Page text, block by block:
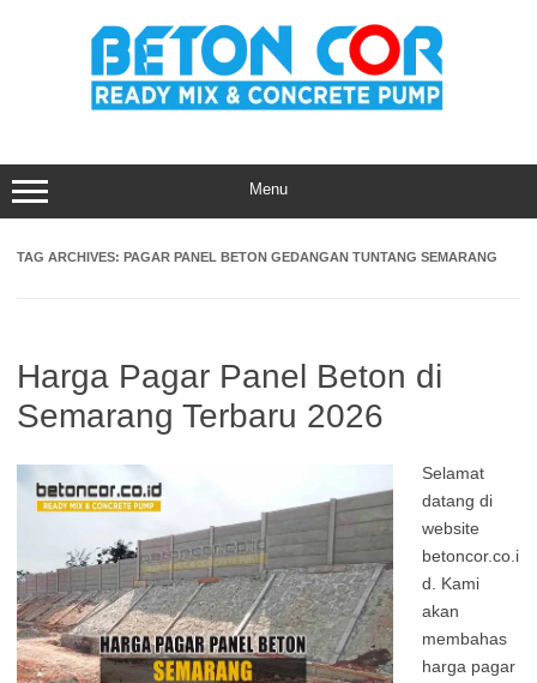
Menu
TAG ARCHIVES: PAGAR PANEL BETON GEDANGAN TUNTANG SEMARANG
Harga Pagar Panel Beton di
Semarang Terbaru 2026
Selamat
datang di
website
betoncor.co.i
d. Kami
akan
membahas
harga pagar